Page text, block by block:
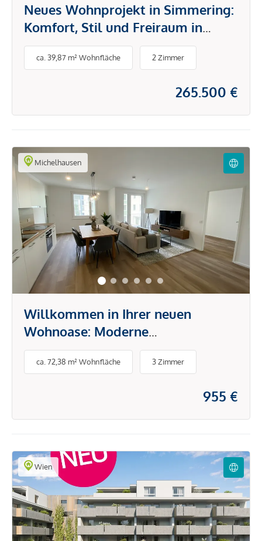
Neues Wohnprojekt in Simmering:
Komfort, Stil und Freiraum in
bester Lage
ca. 39,87 m² Wohnfläche 2 Zimmer
265.500 €
Michelhausen
Willkommen in Ihrer neuen
Wohnoase: Moderne
Mietwohnungen in idyllischer Lage
ca. 72,38 m² Wohnfläche 3 Zimmer
955 €
Wien